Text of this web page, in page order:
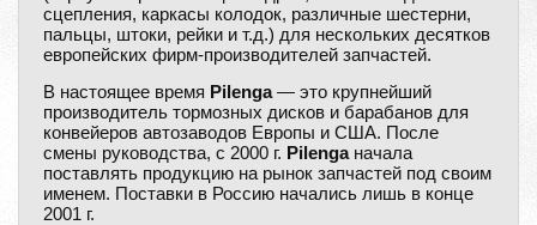
сцепления, каркасы колодок, различные шестерни,
пальцы, штоки, рейки и т.д.) для нескольких десятков
европейских фирм-производителей запчастей.
В настоящее время Pilenga— это крупнейший
производитель тормозных дисков и барабанов для
конвейеров автозаводов Европы и США. После
смены руководства, с 2000 г. Pilengaначала
поставлять продукцию на рынок запчастей под своим
именем. Поставки в Россию начались лишь в конце
2001 г.